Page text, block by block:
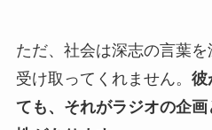
ただ、社会は深志の言葉
受け取ってくれません。 彼
ても、それがラジオの企